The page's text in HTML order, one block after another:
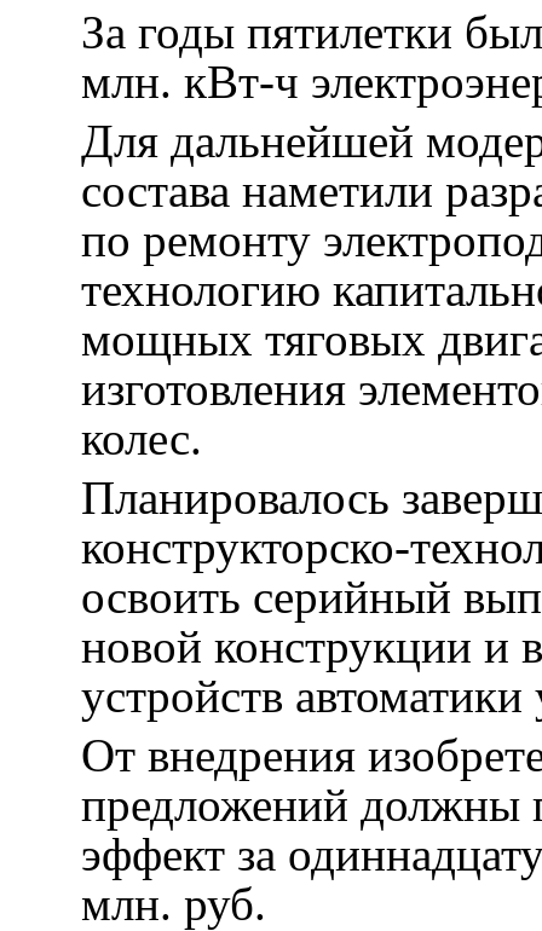
За годы пятилетки
млн. кВт-ч
Для дальнейшей
состава наметили
по ремонту
технологию
мощных тяговых
изготовления
колес.
Планировалось
конструкторско-
освоить серийный
новой конструкции и
устройств
От внедрения
предложений должны
эффект за
млн. руб.